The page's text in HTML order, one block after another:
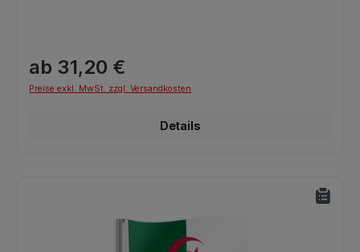
ab 31,20 €
Preise exkl. MwSt. zzgl. Versandkosten
Details